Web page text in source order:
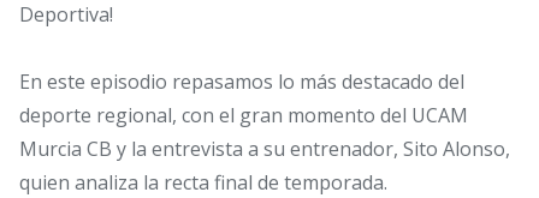
Deportiva!
En este episodio repasamos lo más destacado del
deporte regional, con el gran momento del UCAM
Murcia CB y la entrevista a su entrenador, Sito Alonso,
quien analiza la recta final de temporada.